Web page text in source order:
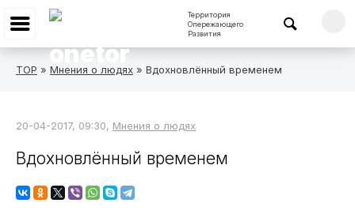
Территория
Опережающего
Развития
ТОР » Мнения о людях » Вдохновлённый временем
20-04-2017, 09:30, Мнения о людях
Вдохновлённый временем